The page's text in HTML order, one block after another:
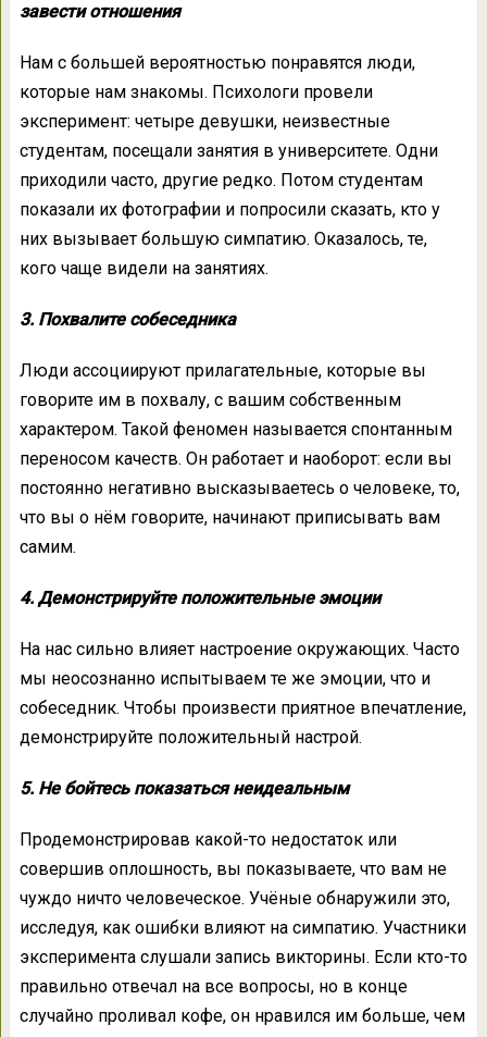
завести отношения
Нам с большей вероятностью понравятся люди,
которые нам знакомы. Психологи провели
эксперимент: четыре девушки, неизвестные
студентам, посещали занятия в университете. Одни
приходили часто, другие редко. Потом студентам
показали их фотографии и попросили сказать, кто у
них вызывает большую симпатию. Оказалось, те,
кого чаще видели на занятиях.
3. Похвалите собеседника
Люди ассоциируют прилагательные, которые вы
говорите им в похвалу, с вашим собственным
характером. Такой феномен называется спонтанным
переносом качеств. Он работает и наоборот: если вы
постоянно негативно высказываетесь о человеке, то,
что вы о нём говорите, начинают приписывать вам
самим.
4. Демонстрируйте положительные эмоции
На нас сильно влияет настроение окружающих. Часто
мы неосознанно испытываем те же эмоции, что и
собеседник. Чтобы произвести приятное впечатление,
демонстрируйте положительный настрой.
5. Не бойтесь показаться неидеальным
Продемонстрировав какой-то недостаток или
совершив оплошность, вы показываете, что вам не
чуждо ничто человеческое. Учёные обнаружили это,
исследуя, как ошибки влияют на симпатию. Участники
эксперимента слушали запись викторины. Если кто-то
правильно отвечал на все вопросы, но в конце
случайно проливал кофе, он нравился им больше, чем